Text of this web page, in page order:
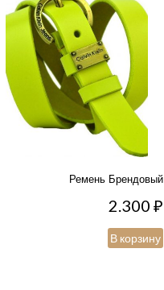
Ремень Брендовый
2.300₽
В корзину